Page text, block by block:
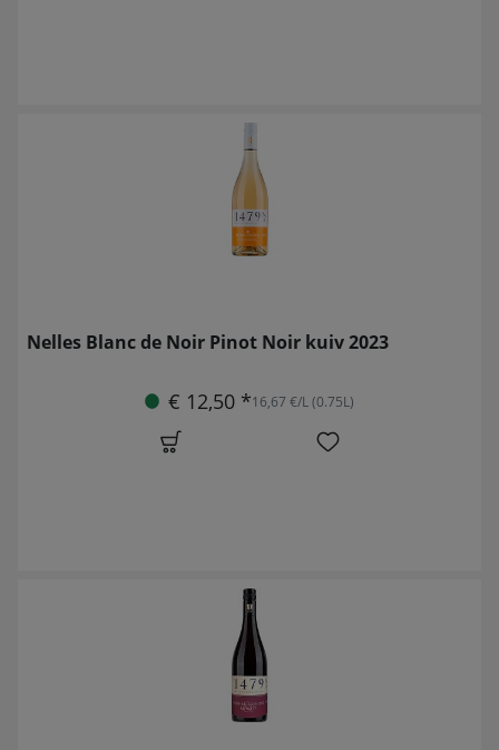
Nelles Blanc de Noir Pinot Noir kuiv 2023
€ 12,50 *16,67 €/L (0.75L)